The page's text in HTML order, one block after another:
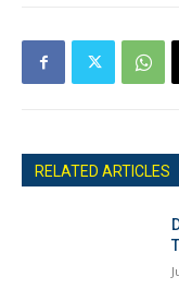
RELATED ARTICLES